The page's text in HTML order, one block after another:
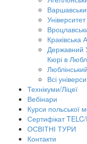
Краківська
Державний
Кюрі в
Всі
Технікуми/Ліцеї
Вебінари
Курси польської
Сертифікат
ОСВІТНІ ТУРИ
Контакти